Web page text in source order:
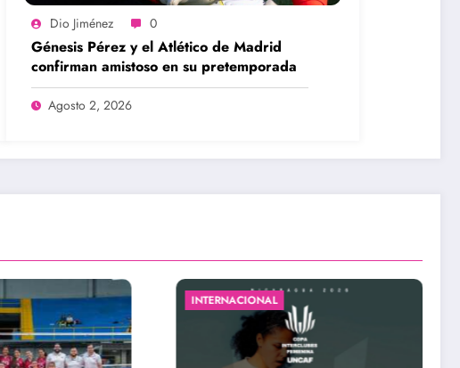
Dio Jiménez 0
Génesis Pérez y el Atlético de Madrid
confirman amistoso en su pretemporada
Agosto 2, 2026
#LEGIONARIASXJS